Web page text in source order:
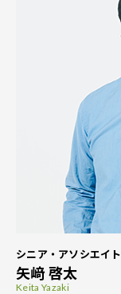
シニア・アソシエイト
矢﨑 啓太
Keita Yazaki